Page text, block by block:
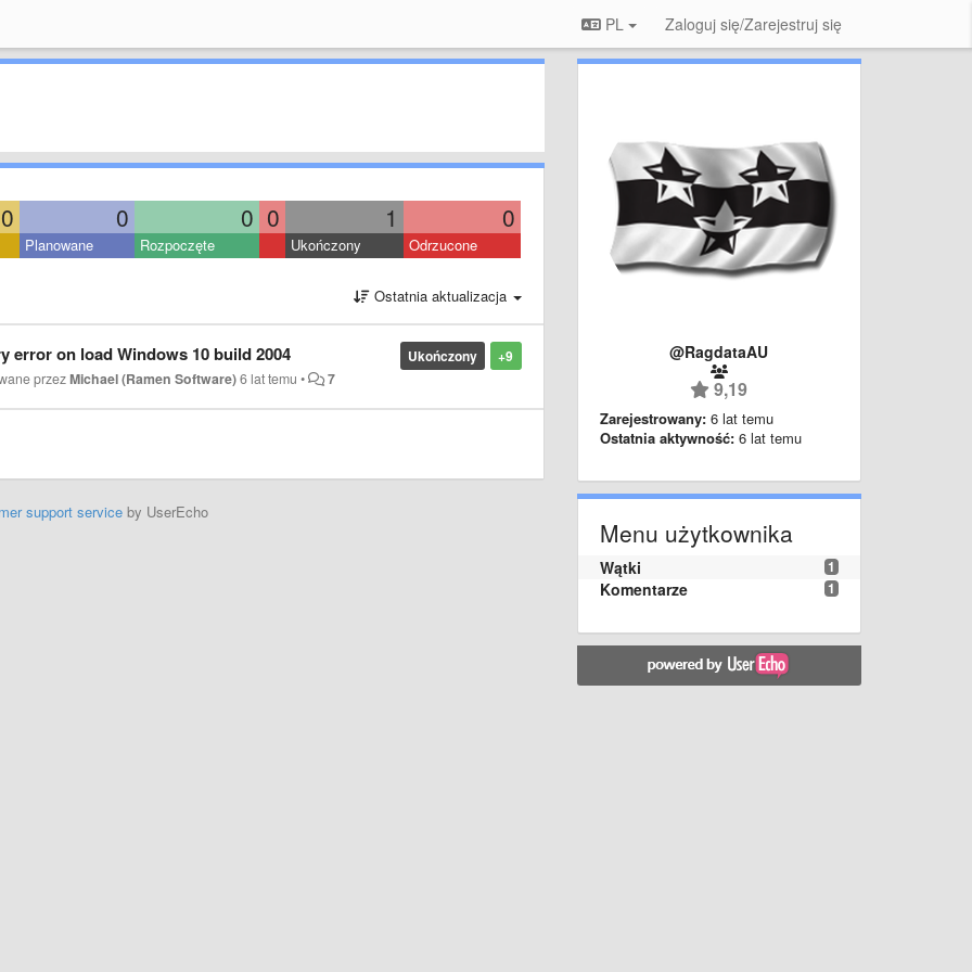
PL Zaloguj się/Zarejestruj się
0 0 0 0 1 0
Planowane Rozpoczęte Ukończony Odrzucone
Ostatnia aktualizacja
+9
Ukończony
error on load Windows 10 build 2004
przezMichael (Ramen Software)6 lat temu • 7
support serviceby UserEcho
@RagdataAU
9,19
Zarejestrowany: 6 lat temu
Ostatnia aktywność: 6 lat temu
Menu użytkownika
1
Wątki
1
Komentarze